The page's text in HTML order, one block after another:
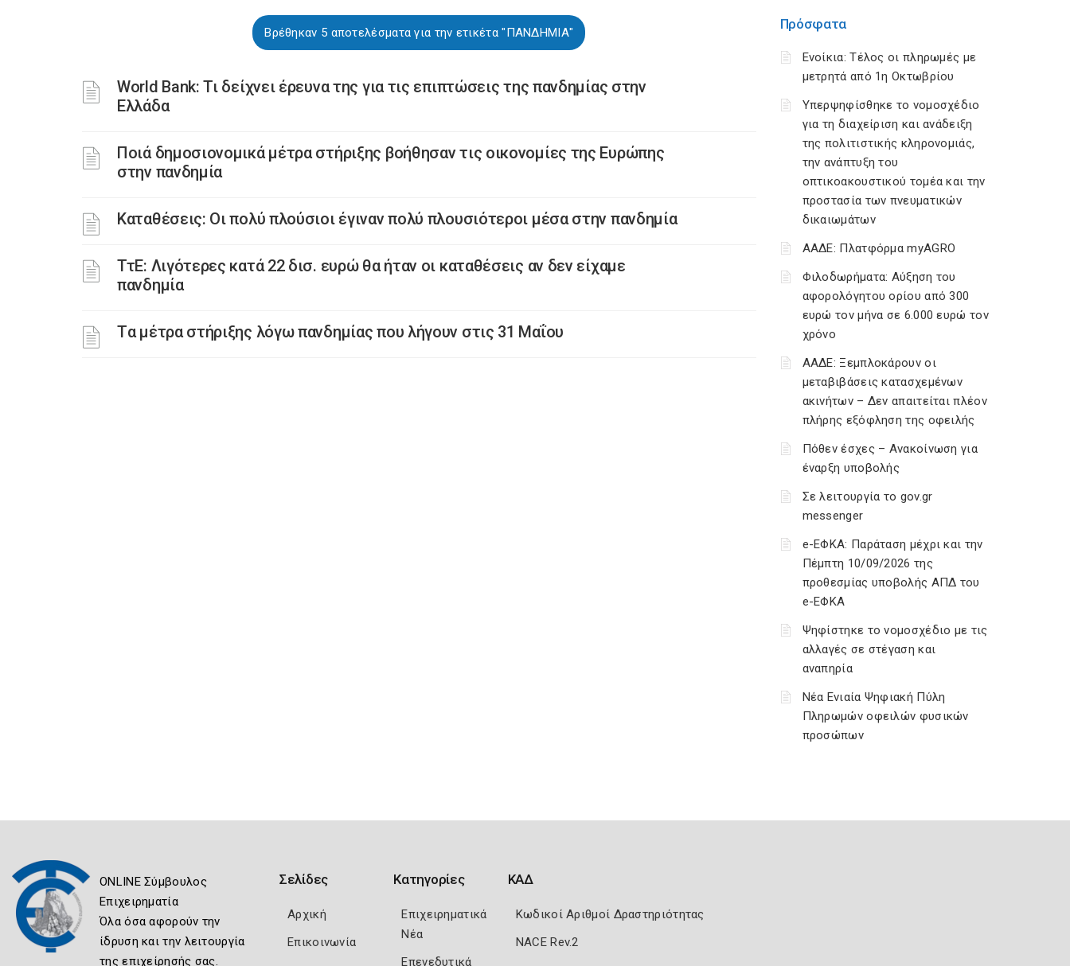
Βρέθηκαν 5 αποτελέσματα για την ετικέτα "ΠΑΝΔΗΜΙΑ"
World Bank: Τι δείχνει έρευνα της για τις επιπτώσεις της πανδημίας στην
Ελλάδα
Ποιά δημοσιονομικά μέτρα στήριξης βοήθησαν τις οικονομίες της Ευρώπης
στην πανδημία
Καταθέσεις: Οι πολύ πλούσιοι έγιναν πολύ πλουσιότεροι μέσα στην πανδημία
ΤτΕ: Λιγότερες κατά 22 δισ. ευρώ θα ήταν οι καταθέσεις αν δεν είχαμε
πανδημία
Tα μέτρα στήριξης λόγω πανδημίας που λήγουν στις 31 Μαΐου
Πρόσφατα
Ενοίκια: Τέλος οι πληρωμές με
μετρητά από 1η Οκτωβρίου
Υπερψηφίσθηκε το νομοσχέδιο
για τη διαχείριση και ανάδειξη
της πολιτιστικής κληρονομιάς,
την ανάπτυξη του
οπτικοακουστικού τομέα και την
προστασία των πνευματικών
δικαιωμάτων
ΑΑΔΕ: Πλατφόρμα myAGRO
Φιλοδωρήματα: Αύξηση του
αφορολόγητου ορίου από 300
ευρώ τον μήνα σε 6.000 ευρώ τον
χρόνο
ΑΑΔΕ: Ξεμπλοκάρουν οι
μεταβιβάσεις κατασχεμένων
ακινήτων – Δεν απαιτείται πλέον
πλήρης εξόφληση της οφειλής
Πόθεν έσχες – Ανακοίνωση για
έναρξη υποβολής
Σε λειτουργία το gov.gr
messenger
e-ΕΦΚΑ: Παράταση μέχρι και την
Πέμπτη 10/09/2026 της
προθεσμίας υποβολής ΑΠΔ του
e-ΕΦΚΑ
Ψηφίστηκε το νομοσχέδιο με τις
αλλαγές σε στέγαση και
αναπηρία
Νέα Ενιαία Ψηφιακή Πύλη
Πληρωμών οφειλών φυσικών
προσώπων
ONLINE Σύμβουλος
Επιχειρηματία
Όλα όσα αφορούν την
ίδρυση και την λειτουργία
της επιχείρησής σας.
Σελίδες
Αρχική
Επικοινωνία
Κατηγορίες
Επιχειρηματικά
Νέα
Επενεδυτικά
ΚΑΔ
Κωδικοί Αριθμοί Δραστηριότητας
NACE Rev.2